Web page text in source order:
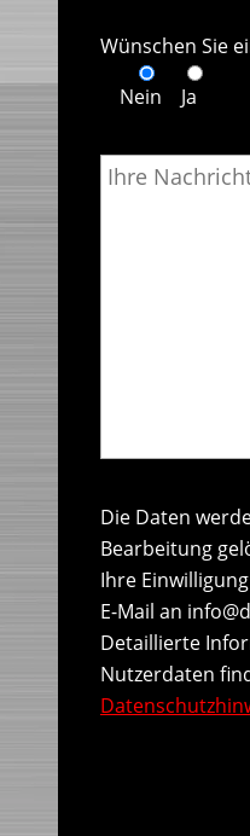
Wünschen Sie
Nein
Ja
Die Daten
Bearbeitung
Ihre
E-Mail an
Detaillierte
Nutzerdaten